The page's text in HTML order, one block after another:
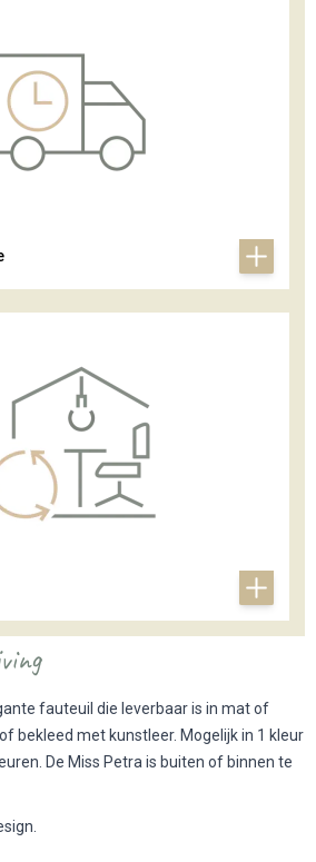
fauteuil die leverbaar is in mat of
bekleed met kunstleer. Mogelijk in 1 kleur
De Miss Petra is buiten of binnen te